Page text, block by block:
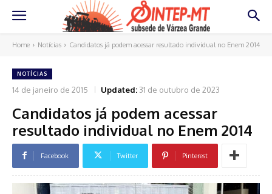
Home Notícias Candidatos já podem acessar resultado individual no Enem 2014
NOTÍCIAS
14 de janeiro de 2015 Updated: 31 de outubro de 2023
Candidatos já podem acessar
resultado individual no Enem 2014
Facebook Twitter Pinterest